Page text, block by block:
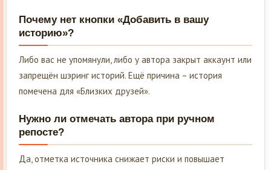
Почему нет кнопки «Добавить в вашу
историю»?
Либо вас не упомянули, либо у автора закрыт аккаунт или
запрещён шэринг историй. Ещё причина – история
помечена для «Близких друзей».
Нужно ли отмечать автора при ручном
репосте?
Да, отметка источника снижает риски и повышает